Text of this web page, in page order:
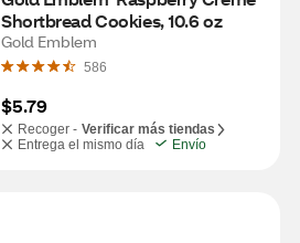
Shortbread Cookies, 10.6 oz
Gold Emblem
586
$5.79
Recoger - Verificar más tiendas
Entrega el mismo día
Envío